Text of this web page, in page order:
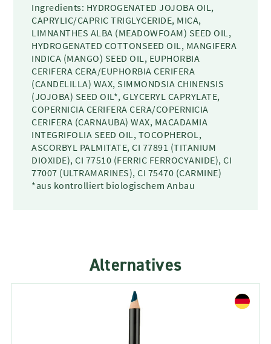
Ingredients: HYDROGENATED JOJOBA OIL,
CAPRYLIC/CAPRIC TRIGLYCERIDE, MICA,
LIMNANTHES ALBA (MEADOWFOAM) SEED OIL,
HYDROGENATED COTTONSEED OIL, MANGIFERA
INDICA (MANGO) SEED OIL, EUPHORBIA
CERIFERA CERA/EUPHORBIA CERIFERA
(CANDELILLA) WAX, SIMMONDSIA CHINENSIS
(JOJOBA) SEED OIL*, GLYCERYL CAPRYLATE,
COPERNICIA CERIFERA CERA/COPERNICIA
CERIFERA (CARNAUBA) WAX, MACADAMIA
INTEGRIFOLIA SEED OIL, TOCOPHEROL,
ASCORBYL PALMITATE, CI 77891 (TITANIUM
DIOXIDE), CI 77510 (FERRIC FERROCYANIDE), CI
77007 (ULTRAMARINES), CI 75470 (CARMINE)
*aus kontrolliert biologischem Anbau
Alternatives